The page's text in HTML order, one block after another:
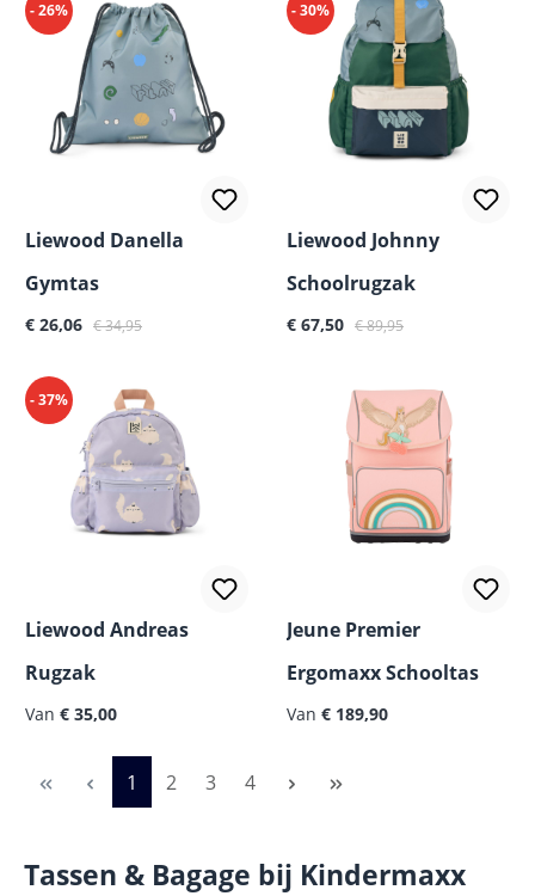
- 26%
Liewood Danella
Gymtas
Verkoopprijs:
€ 26,06 Normale prijs:
€ 34,95
- 30%
Liewood Johnny
Schoolrugzak
Verkoopprijs:
€ 67,50 Normale prijs:
€ 89,95
- 37%
Liewood Andreas
Rugzak
Normale prijs:
Van € 35,00
Jeune Premier
Ergomaxx Schooltas
Normale prijs:
Van € 189,90
Pagina
1 Pagina
2 Pagina
3 Pagina
4
Tassen & Bagage bij Kindermaxx